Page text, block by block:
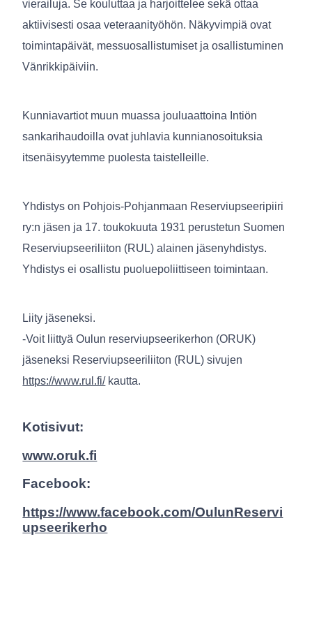
vierailuja. Se kouluttaa ja harjoittelee sekä ottaa
aktiivisesti osaa veteraanityöhön. Näkyvimpiä ovat
toimintapäivät, messuosallistumiset ja osallistuminen
Vänrikkipäiviin.
Kunniavartiot muun muassa jouluaattoina Intiön
sankarihaudoilla ovat juhlavia kunnianosoituksia
itsenäisyytemme puolesta taistelleille.
Yhdistys on Pohjois-Pohjanmaan Reserviupseeripiiri
ry:n jäsen ja 17. toukokuuta 1931 perustetun Suomen
Reserviupseeriliiton (RUL) alainen jäsenyhdistys.
Yhdistys ei osallistu puoluepoliittiseen toimintaan.
Liity jäseneksi.
-Voit liittyä Oulun reserviupseerikerhon (ORUK)
jäseneksi Reserviupseeriliiton (RUL) sivujen
https://www.rul.fi/kautta.
Kotisivut:
www.oruk.fi
Facebook:
https://www.facebook.com/OulunReservi
upseerikerho